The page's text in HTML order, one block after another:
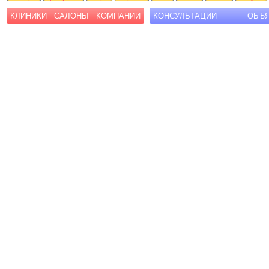
КЛИНИКИ САЛОНЫ КОМПАНИИ КОНСУЛЬТАЦИИ